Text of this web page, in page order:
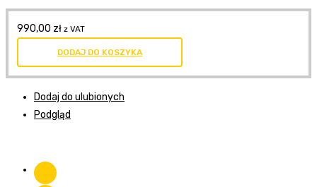
990,00 zł z VAT
DODAJ DO KOSZYKA
Dodaj do ulubionych
Podgląd